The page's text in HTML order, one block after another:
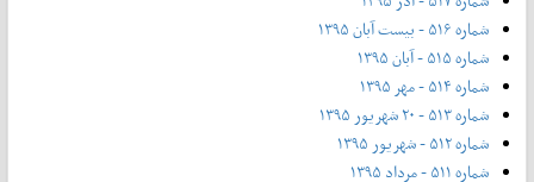
شماره ۵۱۶ - بیست آبان ۱۳۹۵
شماره ۵۱۵ - آبان ۱۳۹۵
شماره ۵۱۴ - مهر ۱۳۹۵
شماره ۵۱۳ - ۲۰ شهریور ۱۳۹۵
شماره ۵۱۲ - شهریور ۱۳۹۵
شماره ۵۱۱ - مرداد ۱۳۹۵